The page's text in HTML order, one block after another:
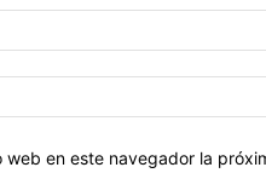
en este navegador la